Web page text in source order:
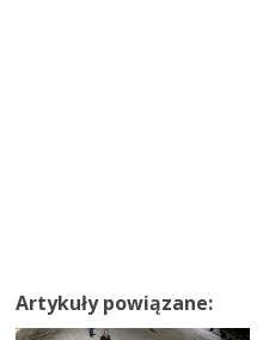
Artykuły powiązane: